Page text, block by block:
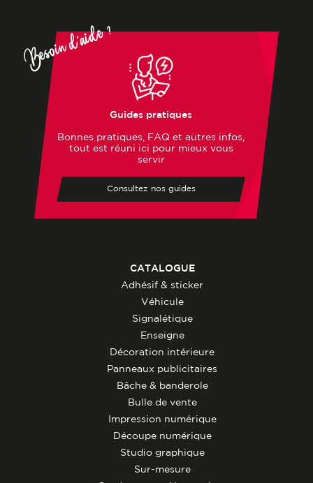
Besoin d'aide ?
Guides pratiques
Bonnes pratiques, FAQ et autres infos,
tout est réuni ici pour mieux vous
servir
Consultez nos guides
CATALOGUE
Adhésif & sticker
Véhicule
Signalétique
Enseigne
Décoration intérieure
Panneaux publicitaires
Bâche & banderole
Bulle de vente
Impression numérique
Découpe numérique
Studio graphique
Sur-mesure